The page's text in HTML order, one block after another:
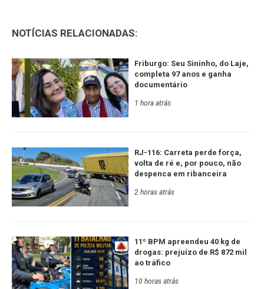
NOTÍCIAS RELACIONADAS:
Friburgo: Seu Sininho, do Laje,
completa 97 anos e ganha
documentário
1 hora atrás
RJ-116: Carreta perde força,
volta de ré e, por pouco, não
despenca em ribanceira
2 horas atrás
11º BPM apreendeu 40 kg de
drogas: prejuízo de R$ 872 mil
ao tráfico
10 horas atrás